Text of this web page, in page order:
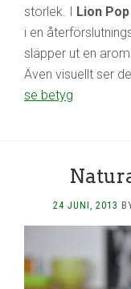
storlek. I Lion
i en
släpper ut en
Även visuellt ser
se betyg
24 JUNI, 2013